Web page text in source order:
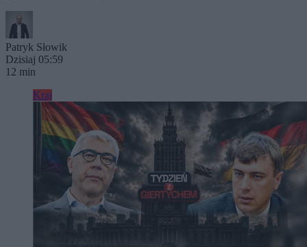
Patryk Słowik
Dzisiaj 05:59
12 min
Kraj